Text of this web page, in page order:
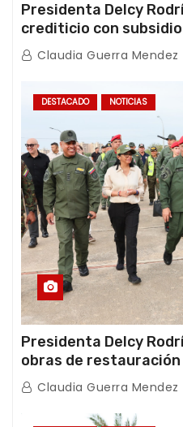
Presidenta Delcy
crediticio con
con Juntas de
Claudia Guerra Mendez
DESTACADO NOTICIAS
Presidenta Delcy
obras de
afectaciones sísmicas
Claudia Guerra Mendez